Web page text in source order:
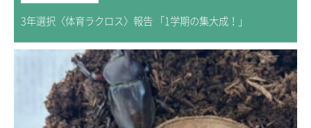
3年選択〈体育ラクロス〉報告 「1学期の集大成！」